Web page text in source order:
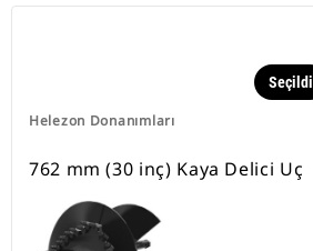
Helezon Donanımları
Seçildi
762 mm (30 inç) Kaya Delici Uç